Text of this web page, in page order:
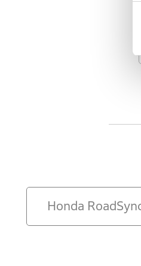
Honda